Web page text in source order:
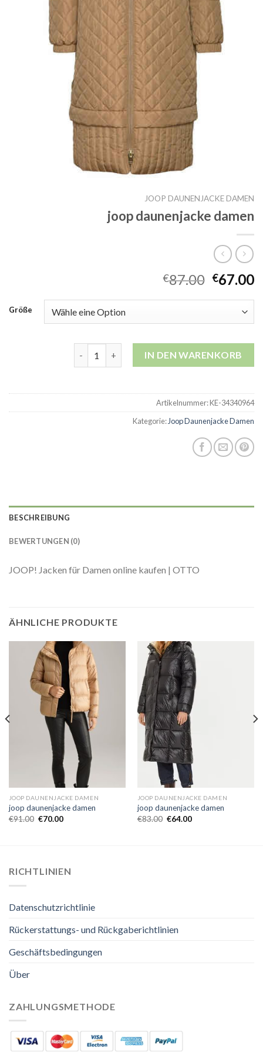
JOOP DAUNENJACKE DAMEN
joop daunenjacke damen
€87.00 €67.00
Größe
joop daunenjacke damen Menge
IN DEN WARENKORB
Artikelnummer:KE-34340964
Kategorie:Joop Daunenjacke Damen
BESCHREIBUNG
BEWERTUNGEN (0)
JOOP! Jacken für Damen online kaufen | OTTO
ÄHNLICHE PRODUKTE
JOOP DAUNENJACKE DAMEN
joop daunenjacke damen
€91.00 €70.00
JOOP DAUNENJACKE DAMEN
joop daunenjacke damen
€83.00 €64.00
RICHTLINIEN
Datenschutzrichtlinie
Rückerstattungs- und Rückgaberichtlinien
Geschäftsbedingungen
Über
ZAHLUNGSMETHODE